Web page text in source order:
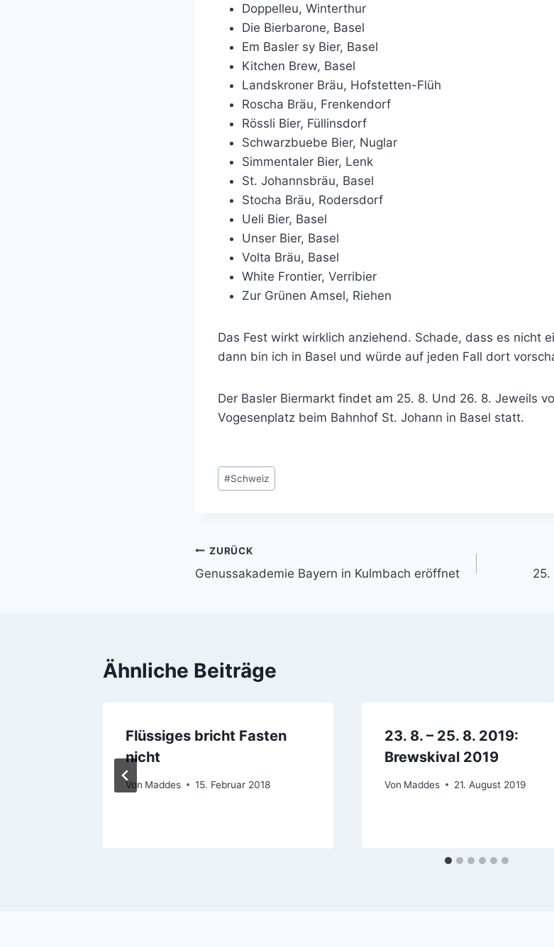
Doppelleu, Winterthur
Die Bierbarone, Basel
Em Basler sy Bier, Basel
Kitchen Brew, Basel
Landskroner Bräu, Hofstetten-Flüh
Roscha Bräu, Frenkendorf
Rössli Bier, Füllinsdorf
Schwarzbuebe Bier, Nuglar
Simmentaler Bier, Lenk
St. Johannsbräu, Basel
Stocha Bräu, Rodersdorf
Ueli Bier, Basel
Unser Bier, Basel
Volta Bräu, Basel
White Frontier, Verribier
Zur Grünen Amsel, Riehen
Das Fest wirkt wirklich anziehend. Schade, dass es nicht
dann bin ich in Basel und würde auf jeden Fall dort
Der Basler Biermarkt findet am 25. 8. Und 26. 8. Jeweils
Vogesenplatz beim Bahnhof St. Johann in Basel statt.
Schlagworte:
#Schweiz
Beitragsnavigation
ZURÜCK
Genussakademie Bayern in Kulmbach eröffnet 25.
Ähnliche Beiträge
Flüssiges bricht Fasten
nicht
Von Maddes 15. Februar 2018
23. 8. – 25. 8. 2019:
Brewskival 2019
Von Maddes 21. August 2019